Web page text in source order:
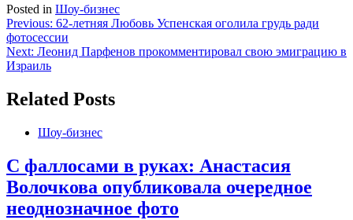
Posted in Шоу-бизнес
Навигация
по
записям
Previous: 62-летняя Любовь Успенская оголила грудь ради
фотосессии
Next: Леонид Парфенов прокомментировал свою эмиграцию в
Израиль
Related Posts
Шоу-бизнес
С фаллосами в руках: Анастасия
Волочкова опубликовала очередное
неоднозначное фото